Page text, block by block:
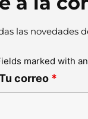
las novedades
marked with an
correo *